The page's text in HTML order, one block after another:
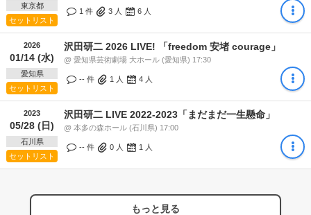
東京都
セットリスト
1 件 3 人 6 人
2026
01/14 (水)
愛知県
セットリスト
沢田研二 2026 LIVE! 「freedom 安堵 courage」
@ 愛知県芸術劇場 大ホール (愛知県) 17:30
-- 件 1 人 4 人
2023
05/28 (日)
石川県
セットリスト
沢田研二 LIVE 2022-2023「まだまだ一生懸命」
@ 本多の森ホール (石川県) 17:00
-- 件 0 人 1 人
もっと見る